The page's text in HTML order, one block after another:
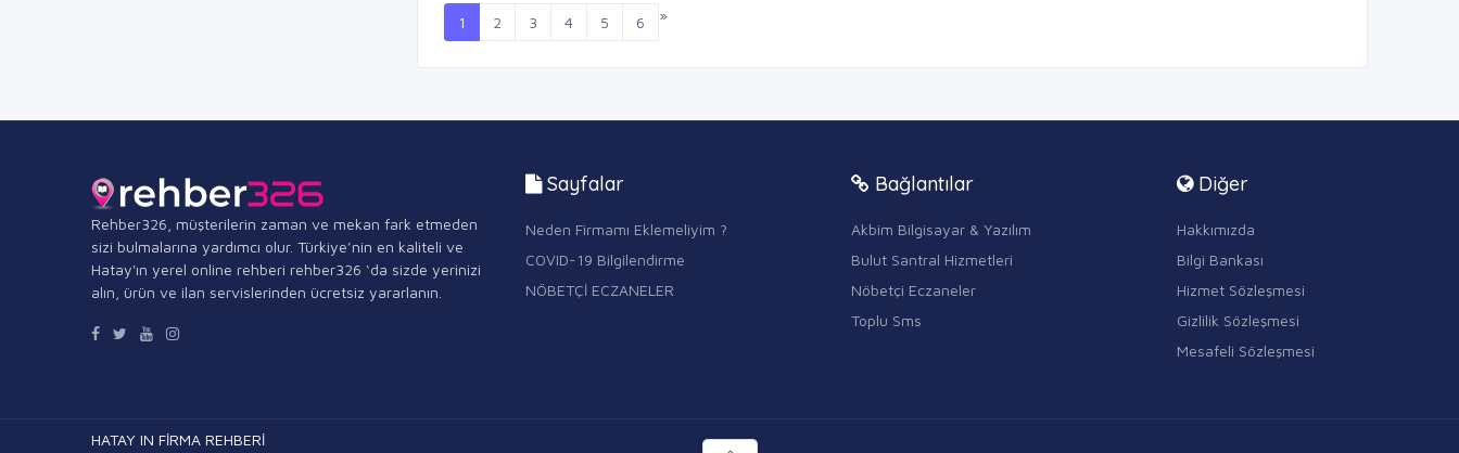
1 2 3 4 5 6 »
Rehber326, müşterilerin zaman ve mekan fark etmeden
sizi bulmalarına yardımcı olur. Türkiye’nin en kaliteli ve
Hatay'ın yerel online rehberi rehber326 ‘da sizde yerinizi
alın, ürün ve ilan servislerinden ücretsiz yararlanın.
Sayfalar
Neden Firmamı Eklemeliyim ?
COVID-19 Bilgilendirme
NÖBETÇİ ECZANELER
Bağlantılar
Akbim Bilgisayar & Yazılım
Bulut Santral Hizmetleri
Nöbetçi Eczaneler
Toplu Sms
Diğer
Hakkımızda
Bilgi Bankası
Hizmet Sözleşmesi
Gizlilik Sözleşmesi
Mesafeli Sözleşmesi
HATAY IN FİRMA REHBERİ